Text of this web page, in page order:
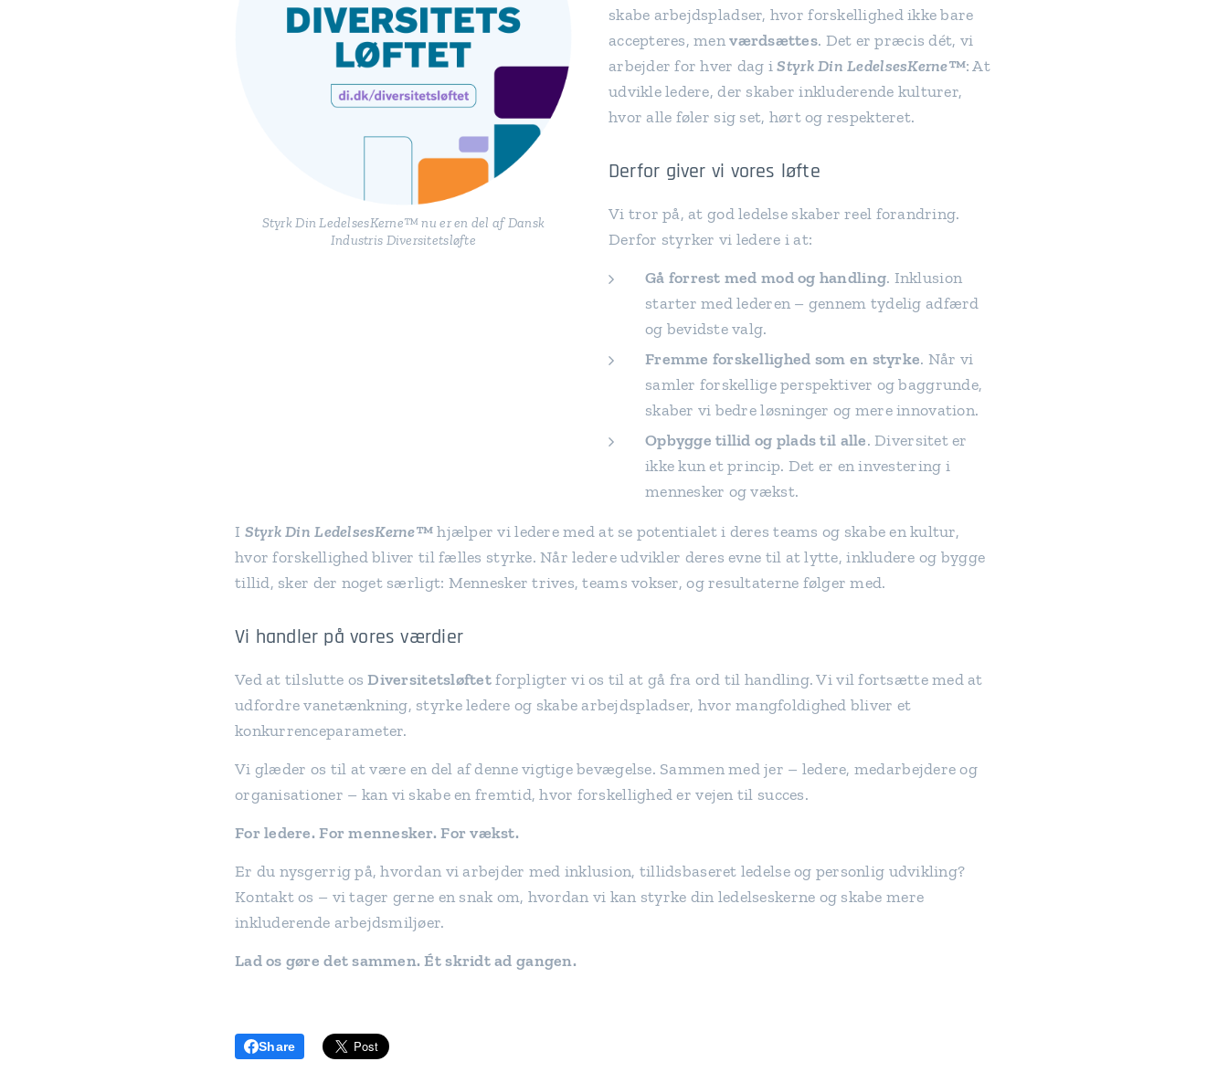
Styrk Din LedelsesKerne™ nu er en del af Dansk
Industris Diversitetsløfte
skabe arbejdspladser, hvor forskellighed ikke bare
accepteres, menværdsættes. Det er præcis dét, vi
arbejder for hver dag iStyrk Din LedelsesKerne™: At
udvikle ledere, der skaber inkluderende kulturer,
hvor alle føler sig set, hørt og respekteret.
Derfor giver vi vores løfte
Vi tror på, at god ledelse skaber reel forandring.
Derfor styrker vi ledere i at:
Gå forrest med mod og handling. Inklusion
starter med lederen – gennem tydelig adfærd
og bevidste valg.
Fremme forskellighed som en styrke. Når vi
samler forskellige perspektiver og baggrunde,
skaber vi bedre løsninger og mere innovation.
Opbygge tillid og plads til alle. Diversitet er
ikke kun et princip. Det er en investering i
mennesker og vækst.
I Styrk Din LedelsesKerne™hjælper vi ledere med at se potentialet i deres teams og skabe en kultur,
hvor forskellighed bliver til fælles styrke. Når ledere udvikler deres evne til at lytte, inkludere og bygge
tillid, sker der noget særligt: Mennesker trives, teams vokser, og resultaterne følger med.
Vi handler på vores værdier
Ved at tilslutte osDiversitetsløftetforpligter vi os til at gå fra ord til handling. Vi vil fortsætte med at
udfordre vanetænkning, styrke ledere og skabe arbejdspladser, hvor mangfoldighed bliver et
konkurrenceparameter.
Vi glæder os til at være en del af denne vigtige bevægelse. Sammen med jer – ledere, medarbejdere og
organisationer – kan vi skabe en fremtid, hvor forskellighed er vejen til succes.
For ledere. For mennesker. For vækst.
Er du nysgerrig på, hvordan vi arbejder med inklusion, tillidsbaseret ledelse og personlig udvikling?
Kontakt os – vi tager gerne en snak om, hvordan vi kan styrke din ledelseskerne og skabe mere
inkluderende arbejdsmiljøer.
Lad os gøre det sammen. Ét skridt ad gangen.
Share